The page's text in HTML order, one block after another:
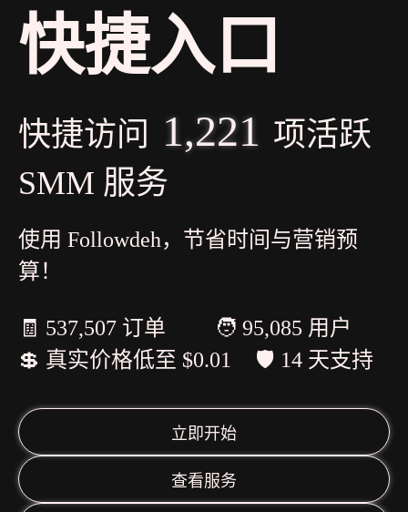
快捷入口
快捷访问 1,221 项活跃
SMM 服务
使用 Followdeh，节省时间与营销预
算！
🧾 537,507 订单
🧑 95,085 用户
💲 真实价格低至 $0.01
🛡️ 14 天支持
立即开始
查看服务